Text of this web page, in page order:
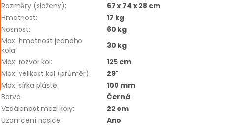
Rozměry (složený):
67 x 74 x 28 cm
Hmotnost:
17 kg
Nosnost:
60 kg
Max. hmotnost jednoho
kola:
30 kg
Max. rozvor kol:
125 cm
Max. velikost kol (průměr):
29"
Max. šířka pláště:
100 mm
Barva:
Černá
Vzdálenost mezi koly:
22 cm
Uzamčení nosiče:
Ano